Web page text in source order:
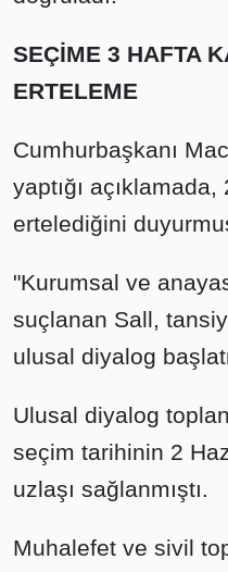
SEÇİME 3 HAFTA
ERTELEME
Cumhurbaşkanı
yaptığı
ertelediğini
"Kurumsal ve
suçlanan Sall,
ulusal diyalog
Ulusal diyalog
seçim tarihinin 2
uzlaşı sağlanmıştı.
Muhalefet ve sivil